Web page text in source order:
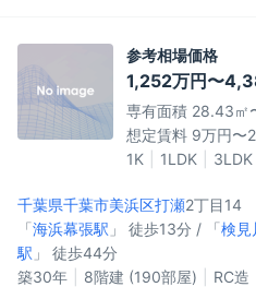
参考相場価格
1,252万円〜
専有面積 28.43㎡
想定賃料 9万円〜
1K
1LDK 3LDK
千葉県千葉市美浜区打瀬2丁目14
「海浜幕張駅 」 徒歩13分 / 「検見
駅 」 徒歩44分
築30年
8階建 (190部屋) RC造